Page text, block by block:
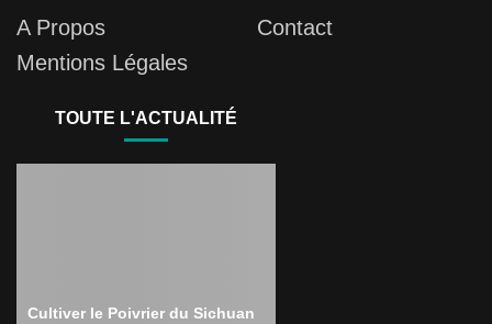
A Propos
Contact
Mentions Légales
TOUTE L'ACTUALITÉ
Cultiver le Poivrier du Sichuan